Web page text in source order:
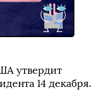
утвердит
14 декабря.